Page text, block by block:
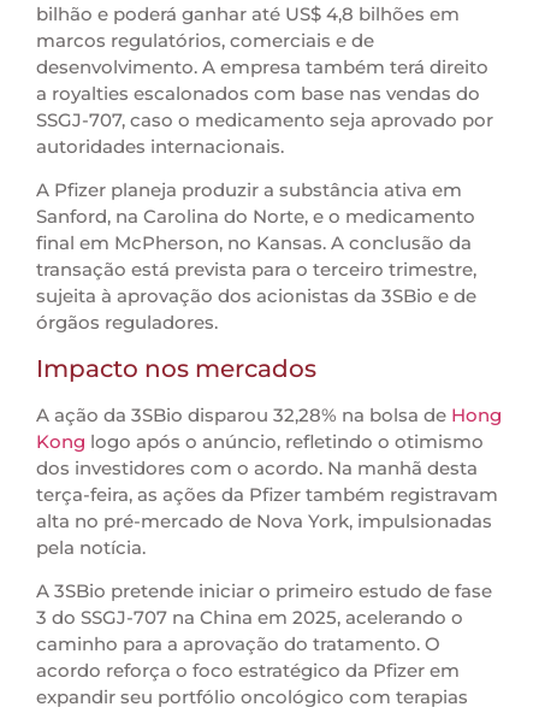
bilhão e poderá ganhar até US$ 4,8 bilhões em
marcos regulatórios, comerciais e de
desenvolvimento. A empresa também terá direito
a royalties escalonados com base nas vendas do
SSGJ-707, caso o medicamento seja aprovado por
autoridades internacionais.
A Pfizer planeja produzir a substância ativa em
Sanford, na Carolina do Norte, e o medicamento
final em McPherson, no Kansas. A conclusão da
transação está prevista para o terceiro trimestre,
sujeita à aprovação dos acionistas da 3SBio e de
órgãos reguladores.
Impacto nos mercados
A ação da 3SBio disparou 32,28% na bolsa de Hong
Kong logo após o anúncio, refletindo o otimismo
dos investidores com o acordo. Na manhã desta
terça-feira, as ações da Pfizer também registravam
alta no pré-mercado de Nova York, impulsionadas
pela notícia.
A 3SBio pretende iniciar o primeiro estudo de fase
3 do SSGJ-707 na China em 2025, acelerando o
caminho para a aprovação do tratamento. O
acordo reforça o foco estratégico da Pfizer em
expandir seu portfólio oncológico com terapias